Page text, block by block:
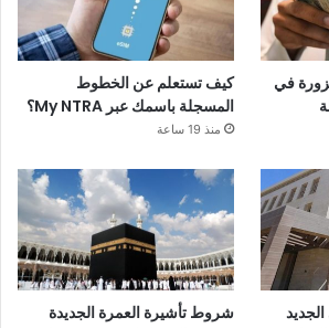
في
كيف تستعلم عن الخطوط
المسجلة باسمك عبر My NTRA؟
منذ 19 ساعة
شروط تأشيرة العمرة الجديدة